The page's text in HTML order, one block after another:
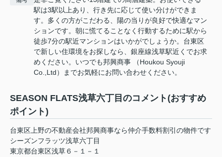
駅は3駅以上あり、行き先に応じて使い分けができま
す。多くの方がこだわる、陽の当りが良好で快適なマン
ションです。朝に慌てることなく行動するために駅から
徒歩7分の駅近マンションはいかがでしょうか。台東区
で新しい住環境をお探しなら、銀座線浅草駅近くでお求
めください。いつでも邦興商事 （Houkou Syouji
Co.,Ltd）までお気軽にお問い合わせください。
SEASON FLATS浅草六丁目のコメント(おすすめ
ポイント)
台東区上野の不動産会社邦興商事なら仲介手数料割引の物件です
シーズンフラッツ浅草六丁目
東京都台東区浅草６－１－１